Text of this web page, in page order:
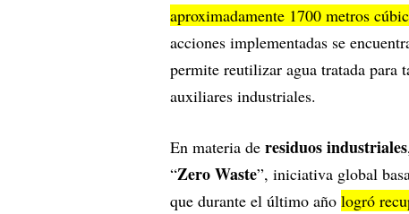
aproximadamente 1700 metros
acciones implementadas se
permite reutilizar agua tratada para
auxiliares industriales.
En materia de residuos industriales
“Zero Waste”, iniciativa global
que durante el último año logró